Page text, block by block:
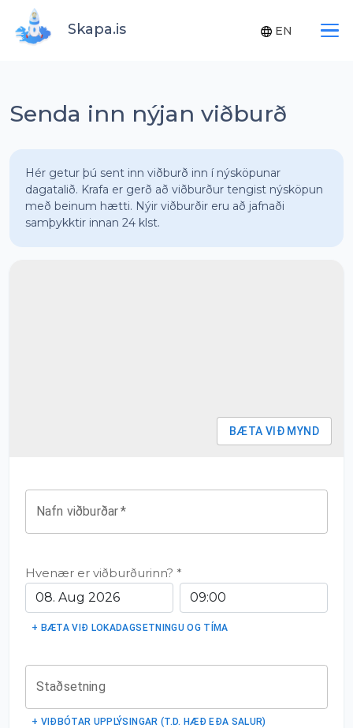
Skapa.is EN
Senda inn nýjan viðburð
Hér getur þú sent inn viðburð inn í nýsköpunar
dagatalið. Krafa er gerð að viðburður tengist nýsköpun
með beinum hætti. Nýir viðburðir eru að jafnaði
samþykktir innan 24 klst.
BÆTA VIÐ MYND
Nafn viðburðar*
Hvenær er viðburðurinn? *
+ BÆTA VIÐ LOKADAGSETNINGU OG TÍMA
Staðsetning
+ VIÐBÓTAR UPPLÝSINGAR (T.D. HÆÐ EÐA SALUR)